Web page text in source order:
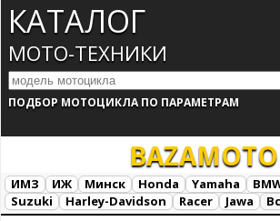
КАТАЛОГ
МОТО-ТЕХНИКИ
ПОДБОР МОТОЦИКЛА ПО ПАРАМЕТРАМ
BAZAMOTO
ИМЗ ИЖ Минск Honda Yamaha
Suzuki
Harley-Davidson Racer Jawa